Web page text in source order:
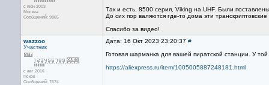
с июн 2003
Москва
Сообщений: 9865
Так и есть, 8500 серия, Viking на UHF. Были
До сих пор валяются где-то дома эти
Спасибо за видео!
wazzoo
Участник
с авг 2016
Псков
Сообщений: 7674
Дата: 16 Окт 2023 23:20:37 #
Готовая шарманка для вашей пиратской станции. У
https://aliexpress.ru/item/1005005887248181.html